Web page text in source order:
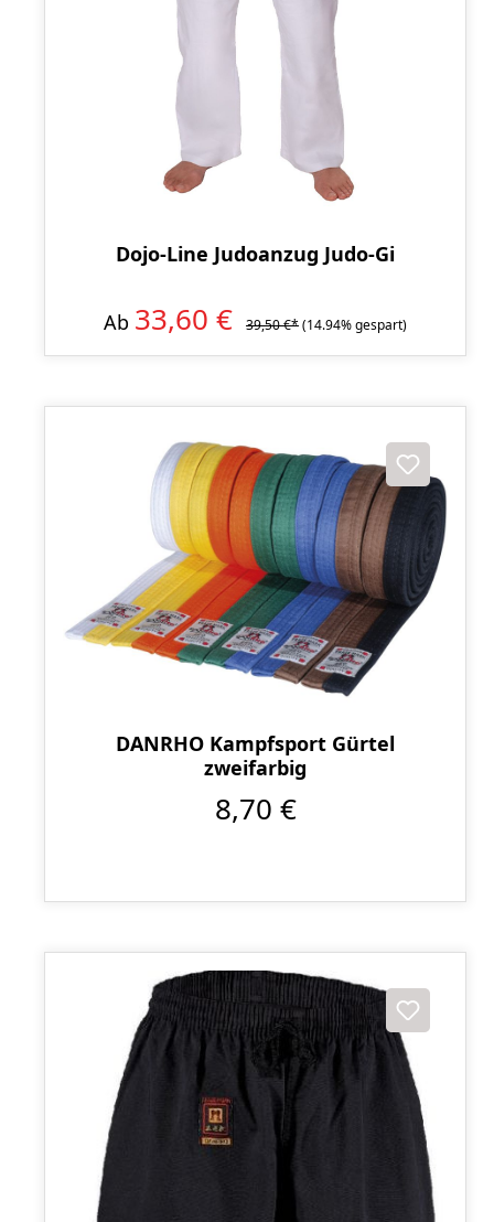
Dojo-Line Judoanzug Judo-Gi
Ab 33,60 € 39,50 €*(14.94% gespart)
DANRHO Kampfsport Gürtel
zweifarbig
8,70 €